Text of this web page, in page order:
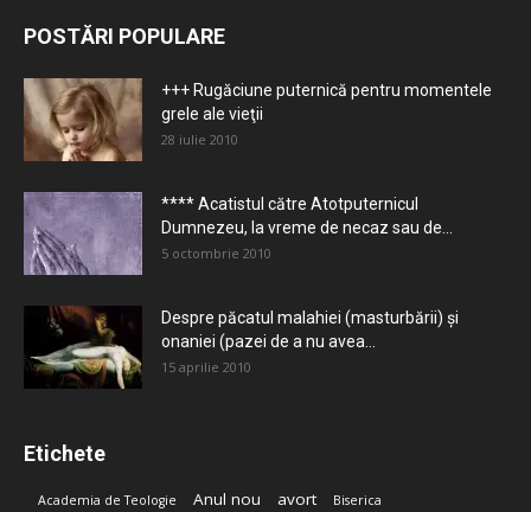
POSTĂRI POPULARE
+++ Rugăciune puternică pentru momentele
grele ale vieţii
28 iulie 2010
**** Acatistul către Atotputernicul
Dumnezeu, la vreme de necaz sau de...
5 octombrie 2010
Despre păcatul malahiei (masturbării) şi
onaniei (pazei de a nu avea...
15 aprilie 2010
Etichete
Academia de Teologie Anul nou avort Biserica